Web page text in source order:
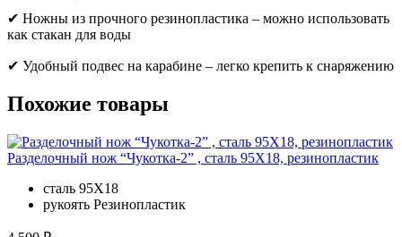
✔ Ножны из прочного резинопластика – можно использовать
как стакан для воды
✔ Удобный подвес на карабине – легко крепить к снаряжению
Похожие товары
Разделочный нож “Чукотка-2” , сталь 95Х18, резинопластик
сталь 95Х18
рукоять Резинопластик